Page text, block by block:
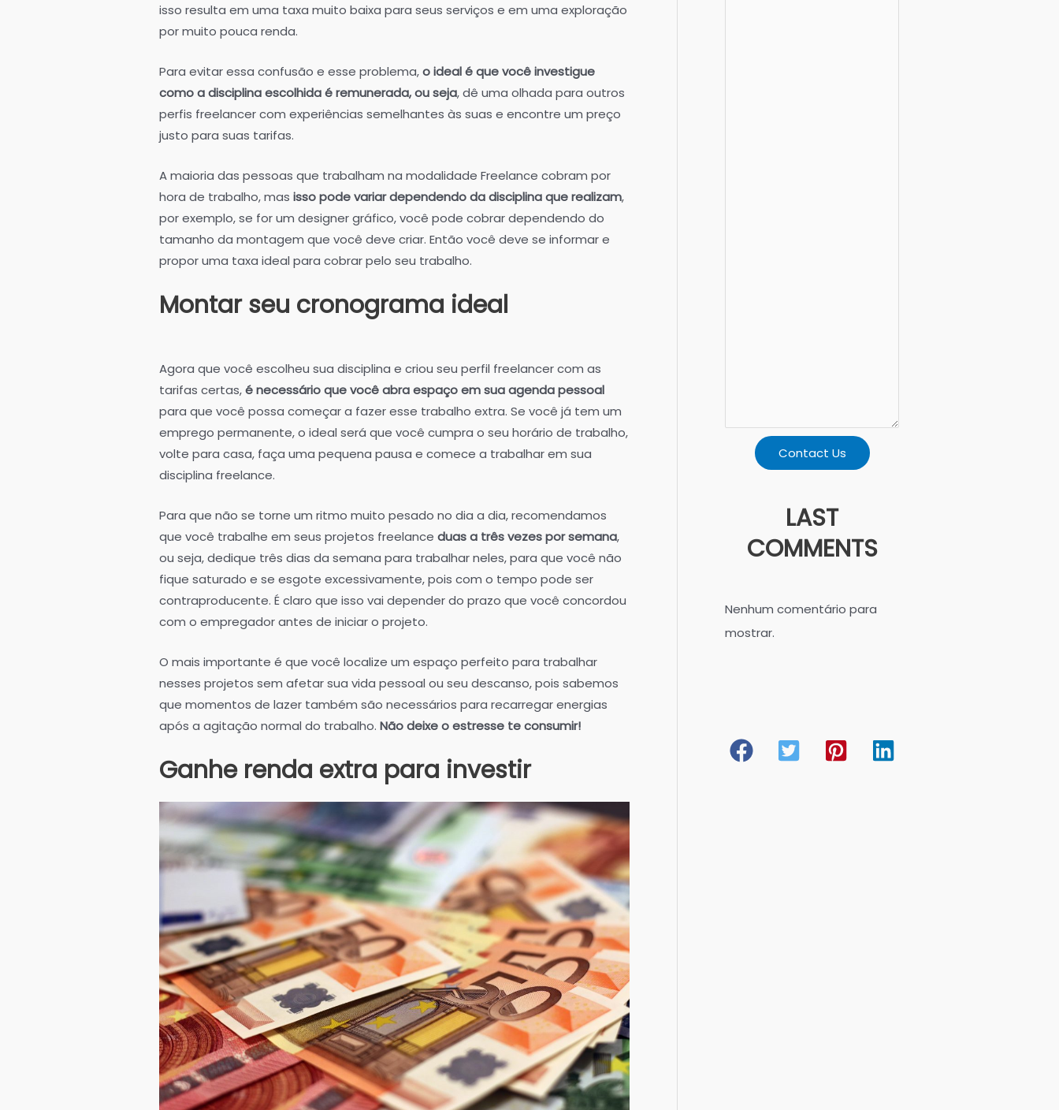
isso resulta em uma taxa muito baixa para seus serviços e em uma exploração
por muito pouca renda.
Para evitar essa confusão e esse problema,o ideal é que você investigue
como a disciplina escolhida é remunerada, ou seja, dê uma olhada para outros
perfis freelancer com experiências semelhantes às suas e encontre um preço
justo para suas tarifas.
A maioria das pessoas que trabalham na modalidade Freelance cobram por
hora de trabalho, mas isso pode variar dependendo da disciplina que realizam,
por exemplo, se for um designer gráfico, você pode cobrar dependendo do
tamanho da montagem que você deve criar. Então você deve se informar e
propor uma taxa ideal para cobrar pelo seu trabalho.
Montar seu cronograma ideal
Agora que você escolheu sua disciplina e criou seu perfil freelancer com as
tarifas certas,é necessário que você abra espaço em sua agenda pessoal
para que você possa começar a fazer esse trabalho extra. Se você já tem um
emprego permanente, o ideal será que você cumpra o seu horário de trabalho,
volte para casa, faça uma pequena pausa e comece a trabalhar em sua
disciplina freelance.
Para que não se torne um ritmo muito pesado no dia a dia, recomendamos
que você trabalhe em seus projetos freelance duas a três vezes por semana,
ou seja, dedique três dias da semana para trabalhar neles, para que você não
fique saturado e se esgote excessivamente, pois com o tempo pode ser
contraproducente. É claro que isso vai depender do prazo que você concordou
com o empregador antes de iniciar o projeto.
O mais importante é que você localize um espaço perfeito para trabalhar
nesses projetos sem afetar sua vida pessoal ou seu descanso, pois sabemos
que momentos de lazer também são necessários para recarregar energias
após a agitação normal do trabalho. Não deixe o estresse te consumir!
Ganhe renda extra para investir
Contact Us
LAST
COMMENTS
Nenhum comentário para
mostrar.